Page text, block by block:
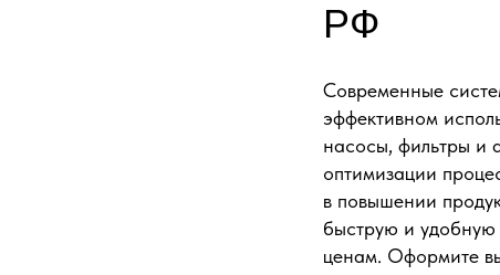
РФ
Современные
эффективном
насосы, фильтры и
оптимизации
в повышении
быструю и удобную
ценам. Оформите